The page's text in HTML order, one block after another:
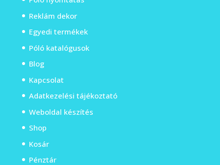
Reklám dekor
Egyedi termékek
Póló katalógusok
Blog
Kapcsolat
Adatkezelési tájékoztató
Weboldal készítés
Shop
Kosár
Pénztár